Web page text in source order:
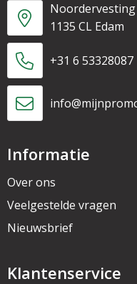
Noordervesting
1135 CL Edam
+31 6 53328087
Informatie
Over ons
Veelgestelde vragen
Nieuwsbrief
Klantenservice